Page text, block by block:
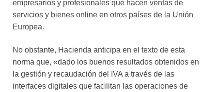
empresarios y profesionales que hacen ventas de
servicios y bienes online en otros países de la Unión
Europea.
No obstante, Hacienda anticipa en el texto de esta
norma que, «dado los buenos resultados obtenidos en
la gestión y recaudación del IVA a través de las
interfaces digitales que facilitan las operaciones de